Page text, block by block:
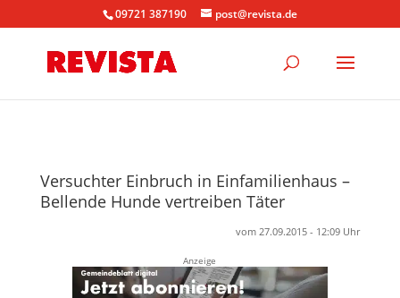
09721 387190 post@revista.de
Versuchter Einbruch in Einfamilienhaus –
Bellende Hunde vertreiben Täter
vom 27.09.2015 - 12:09 Uhr
Anzeige